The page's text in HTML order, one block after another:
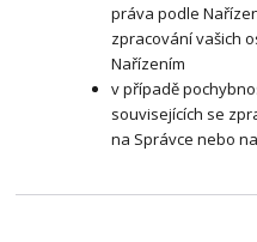
práva podle
zpracování vašich
Nařízením
v případě
souvisejících se
na Správce nebo